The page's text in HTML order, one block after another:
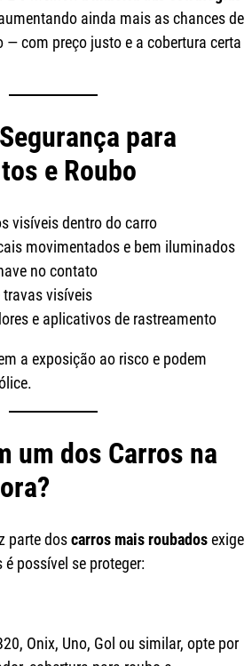
ainda mais as chances de
— com preço justo e a cobertura certa
para
e Roubo
visíveis dentro do carro
movimentados e bem iluminados
no contato
travas visíveis
e aplicativos de rastreamento
a exposição ao risco e podem
um dos Carros na
parte doscarros mais roubadosexige
possível se proteger:
Onix, Uno, Gol ou similar, opte por